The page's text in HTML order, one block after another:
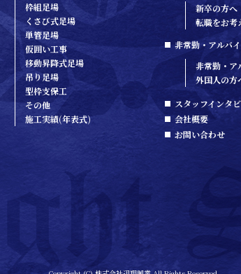
枠組足場
くさび式足場
単管足場
仮囲い工事
移動昇降式足場
吊り足場
型枠支保工
その他
施工実績(年表式)
新卒の方へ
転職をお考
非常勤・アルバ
非常勤・ア
外国人の方
スタッフインタ
会社概要
お問い合わせ